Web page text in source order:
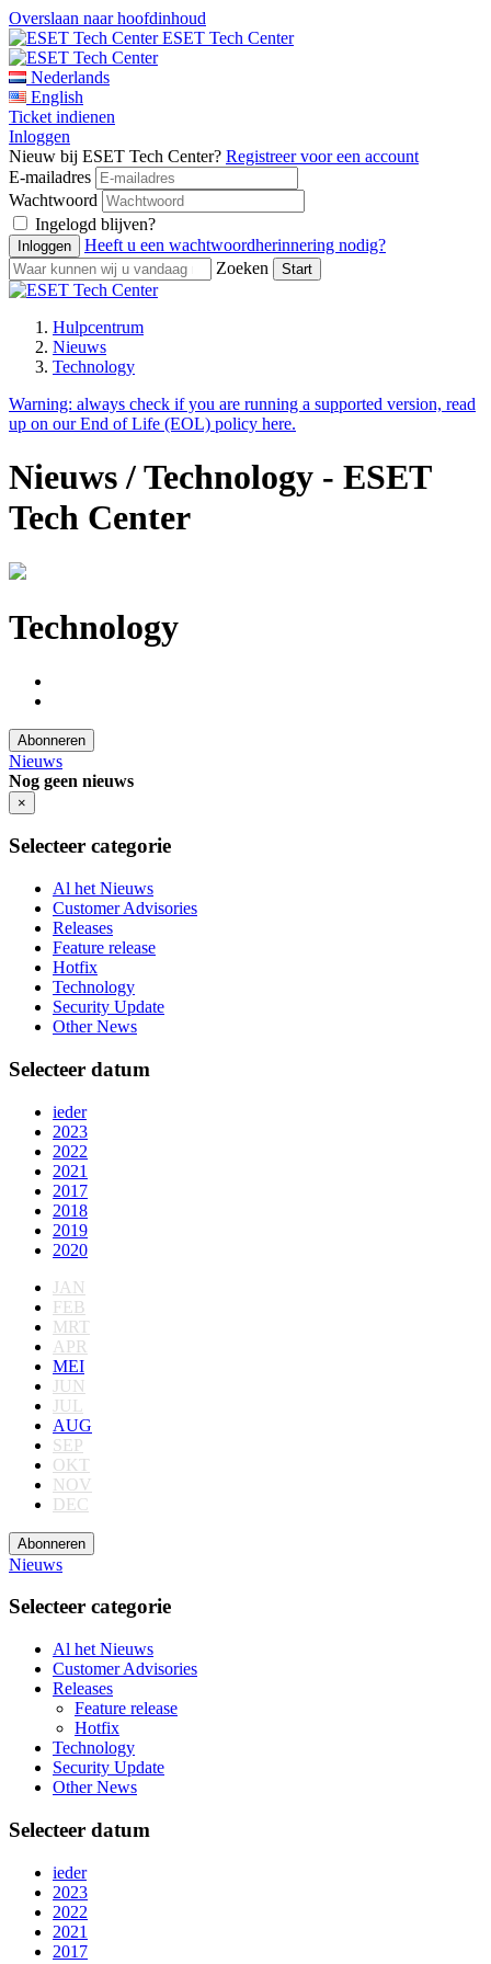
Overslaan naar hoofdinhoud
ESET Tech Center
Nederlands
English
Ticket indienen
Inloggen
Nieuw bij ESET Tech Center? Registreer voor een account
E-mailadres
Wachtwoord
Ingelogd blijven?
Heeft u een wachtwoordherinnering nodig?
Zoeken
Hulpcentrum
Nieuws
Technology
Warning: always check if you are running a supported version, read
up on our End of Life (EOL) policy here.
Nieuws / Technology - ESET
Tech Center
Technology
Abonneren
Nieuws
Nog geen nieuws
×
Selecteer categorie
Al het Nieuws
Customer Advisories
Releases
Feature release
Hotfix
Technology
Security Update
Other News
Selecteer datum
ieder
2023
2022
2021
2017
2018
2019
2020
JAN
FEB
MRT
APR
MEI
JUN
JUL
AUG
SEP
OKT
NOV
DEC
Abonneren
Nieuws
Selecteer categorie
Al het Nieuws
Customer Advisories
Releases
Feature release
Hotfix
Technology
Security Update
Other News
Selecteer datum
ieder
2023
2022
2021
2017